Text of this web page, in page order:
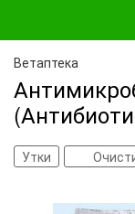
Ветаптека
Утки